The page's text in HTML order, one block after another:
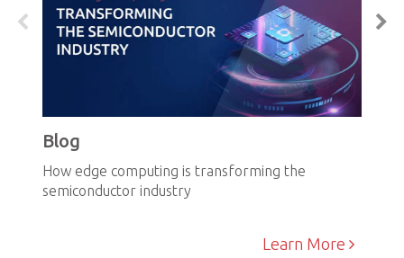
Blog
How edge computing is transforming the
semiconductor industry
Learn More